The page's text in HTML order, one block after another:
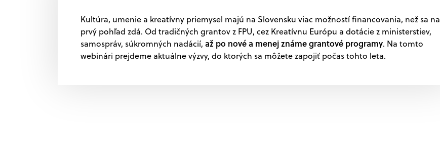
Kultúra, umenie a kreatívny priemysel majú na Slovensku viac možností financovania, než sa na
prvý pohľad zdá. Od tradičných grantov z FPU, cez Kreatívnu Európu a dotácie z ministerstiev,
samospráv, súkromných nadácií, až po nové a menej známe grantové programy. Na tomto
webinári prejdeme aktuálne výzvy, do ktorých sa môžete zapojiť počas tohto leta.